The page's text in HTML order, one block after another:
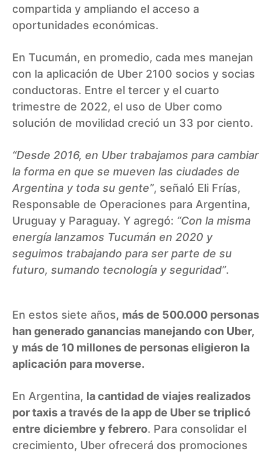
compartida y ampliando el acceso a
oportunidades económicas.
En Tucumán, en promedio, cada mes manejan
con la aplicación de Uber 2100 socios y socias
conductoras. Entre el tercer y el cuarto
trimestre de 2022, el uso de Uber como
solución de movilidad creció un 33 por ciento.
“Desde 2016, en Uber trabajamos para cambiar
la forma en que se mueven las ciudades de
Argentina y toda su gente”, señaló Eli Frías,
Responsable de Operaciones para Argentina,
Uruguay y Paraguay. Y agregó: “Con la misma
energía lanzamos Tucumán en 2020 y
seguimos trabajando para ser parte de su
futuro, sumando tecnología y seguridad”.
En estos siete años, más de 500.000 personas
han generado ganancias manejando con Uber,
y más de 10 millones de personas eligieron la
aplicación para moverse.
En Argentina, la cantidad de viajes realizados
por taxis a través de la app de Uber se triplicó
entre diciembre y febrero. Para consolidar el
crecimiento, Uber ofrecerá dos promociones